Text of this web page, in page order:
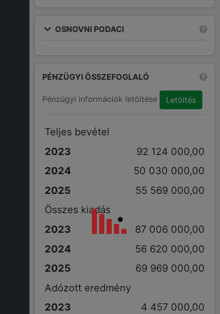
OSNOVNI PODACI
PÉNZÜGYI ÖSSZEFOGLALÓ
Pénzügyi információk letöltése Letöltés
Teljes bevétel
92 124 000,00
50 030 000,00
55 569 000,00
Összes kiadás
87 006 000,00
56 620 000,00
69 969 000,00
Adózott eredmény
4 457 000,00